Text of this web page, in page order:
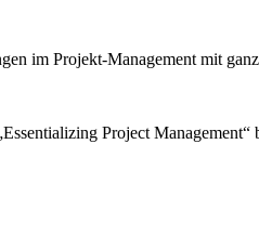
im Projekt-Management mit
Project